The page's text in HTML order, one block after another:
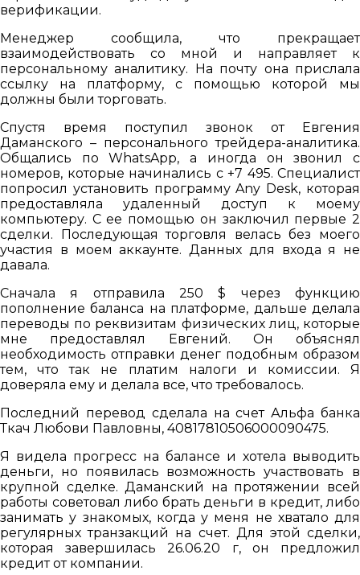
верификации.
Менеджер сообщила, что прекращает
взаимодействовать со мной и направляет к
персональному аналитику. На почту она прислала
ссылку на платформу, с помощью которой мы
должны были торговать.
Спустя время поступил звонок от Евгения
Даманского – персонального трейдера-аналитика.
Общались по WhatsApp, а иногда он звонил с
номеров, которые начинались с +7 495. Специалист
попросил установить программу Any Desk, которая
предоставляла удаленный доступ к моему
компьютеру. С ее помощью он заключил первые 2
сделки. Последующая торговля велась без моего
участия в моем аккаунте. Данных для входа я не
давала.
Сначала я отправила 250 $ через функцию
пополнение баланса на платформе, дальше делала
переводы по реквизитам физических лиц, которые
мне предоставлял Евгений. Он объяснял
необходимость отправки денег подобным образом
тем, что так не платим налоги и комиссии. Я
доверяла ему и делала все, что требовалось.
Последний перевод сделала на счет Альфа банка
Ткач Любови Павловны, 40817810506000090475.
Я видела прогресс на балансе и хотела выводить
деньги, но появилась возможность участвовать в
крупной сделке. Даманский на протяжении всей
работы советовал либо брать деньги в кредит, либо
занимать у знакомых, когда у меня не хватало для
регулярных транзакций на счет. Для этой сделки,
которая завершилась 26.06.20 г, он предложил
кредит от компании.